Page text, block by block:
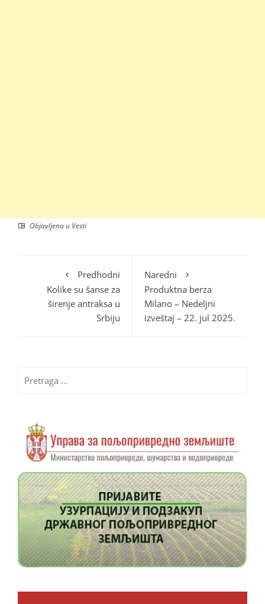
Objavljeno u Vesti
Predhodni
Kolike su šanse za
širenje antraksa u
Srbiju
Naredni
Produktna berza
Milano – Nedeljni
izveštaj – 22. jul 2025.
za: